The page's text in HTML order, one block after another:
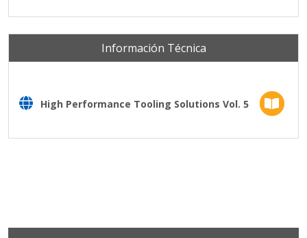
Información Técnica
High Performance Tooling Solutions Vol. 5